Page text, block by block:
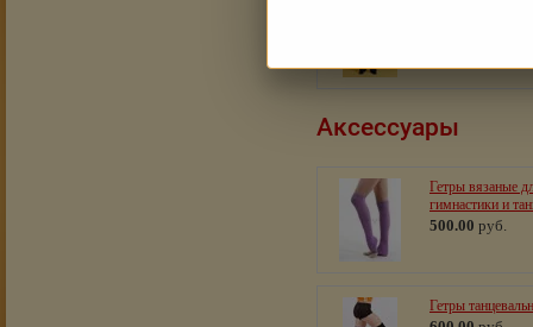
Аксессуары
Гетры вязаные
гимнастики и
500.00 руб.
Гетры